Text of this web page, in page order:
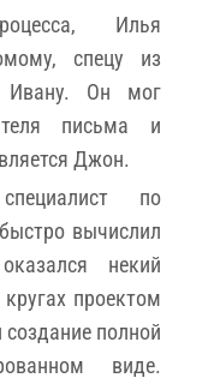
Илья
спецу из
Ивану. Он мог
письма и
Джон.
по
вычислил
некий
проектом
полной
виде.